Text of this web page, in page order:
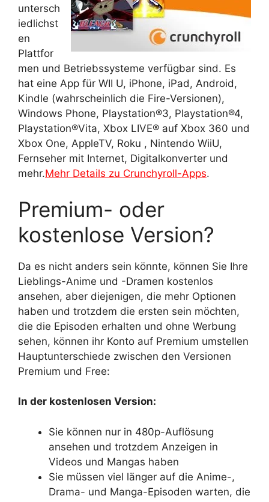
untersch
iedlichst
en
Plattfor
men und Betriebssysteme verfügbar sind. Es
hat eine App für WII U, iPhone, iPad, Android,
Kindle (wahrscheinlich die Fire-Versionen),
Windows Phone, Playstation®3, Playstation®4,
Playstation®Vita, Xbox LIVE® auf Xbox 360 und
Xbox One, AppleTV, Roku , Nintendo WiiU,
Fernseher mit Internet, Digitalkonverter und
mehr.Mehr Details zu Crunchyroll-Apps.
Premium- oder
kostenlose Version?
Da es nicht anders sein könnte, können Sie Ihre
Lieblings-Anime und -Dramen kostenlos
ansehen, aber diejenigen, die mehr Optionen
haben und trotzdem die ersten sein möchten,
die die Episoden erhalten und ohne Werbung
sehen, können ihr Konto auf Premium umstellen
Hauptunterschiede zwischen den Versionen
Premium und Free:
In der kostenlosen Version:
Sie können nur in 480p-Auflösung
ansehen und trotzdem Anzeigen in
Videos und Mangas haben
Sie müssen viel länger auf die Anime-,
Drama- und Manga-Episoden warten, die